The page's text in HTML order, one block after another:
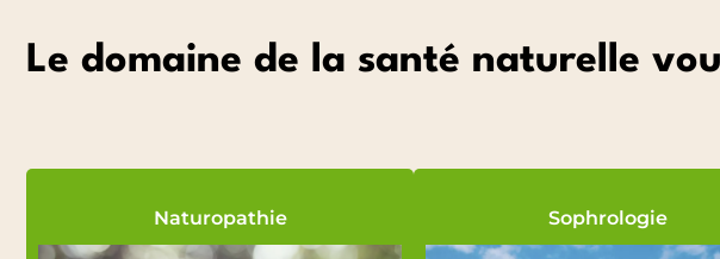
Le domaine de la santé naturelle
Naturopathie Sophrologie